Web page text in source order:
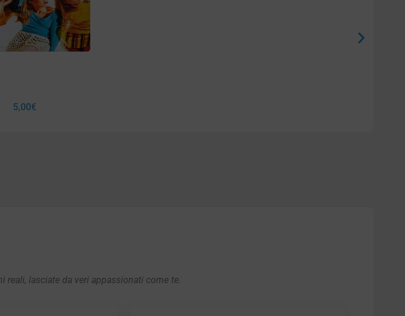
5,00€
lasciate da veri appassionati come te.